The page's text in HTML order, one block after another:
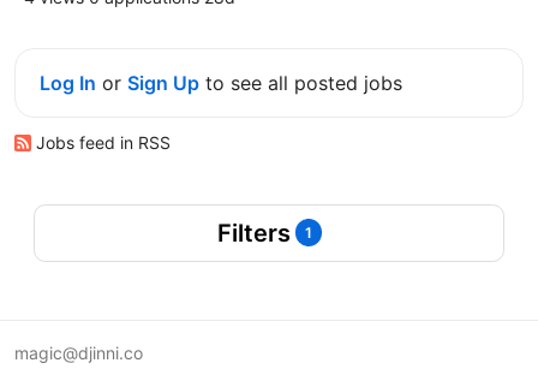
Log In or Sign Up to see all posted jobs
Jobs feed in RSS
Filters 1
magic@djinni.co